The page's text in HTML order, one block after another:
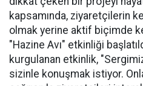
kapsamında, ziyaretçilerin
olmak yerine aktif biçimde
"Hazine Avı" etkinliği
kurgulanan etkinlik,
sizinle konuşmak istiyor.